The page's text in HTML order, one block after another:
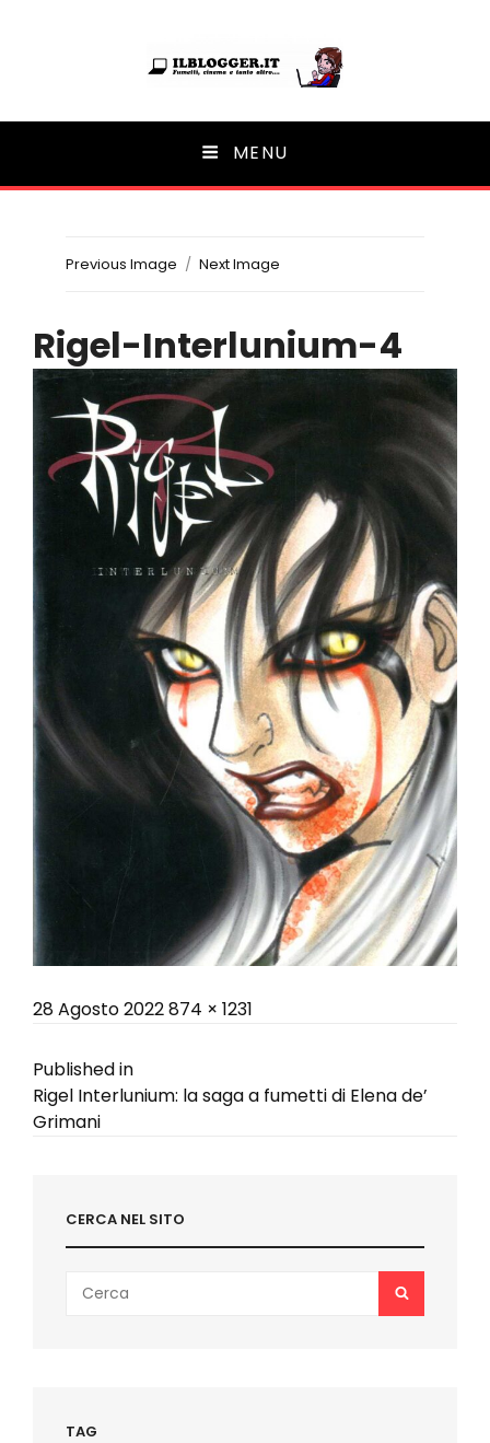
Ilblogger.it
Il portalino di blog | MENU
Previous Image Next Image
Rigel-Interlunium-4
Posted
28 Agosto 2022Full
874 × 1231
Navigazione
articoli
Published in
Rigel Interlunium: la saga a fumetti di Elena de’
Grimani
CERCA NEL SITO
for:
SEARCH
TAG